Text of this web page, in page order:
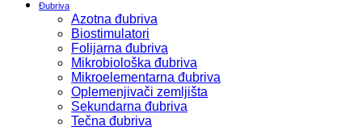
Đubriva
Azotna đubriva
Biostimulatori
Folijarna đubriva
Mikrobiološka đubriva
Mikroelementarna đubriva
Oplemenjivači zemljišta
Sekundarna đubriva
Tečna đubriva